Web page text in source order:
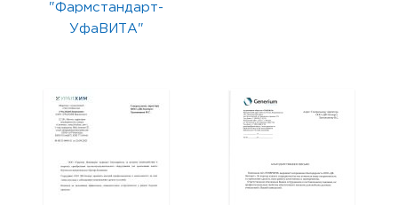
"Фармстандарт-
УфаВИТА"